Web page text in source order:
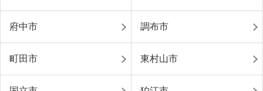
府中市 調布市
町田市 東村山市